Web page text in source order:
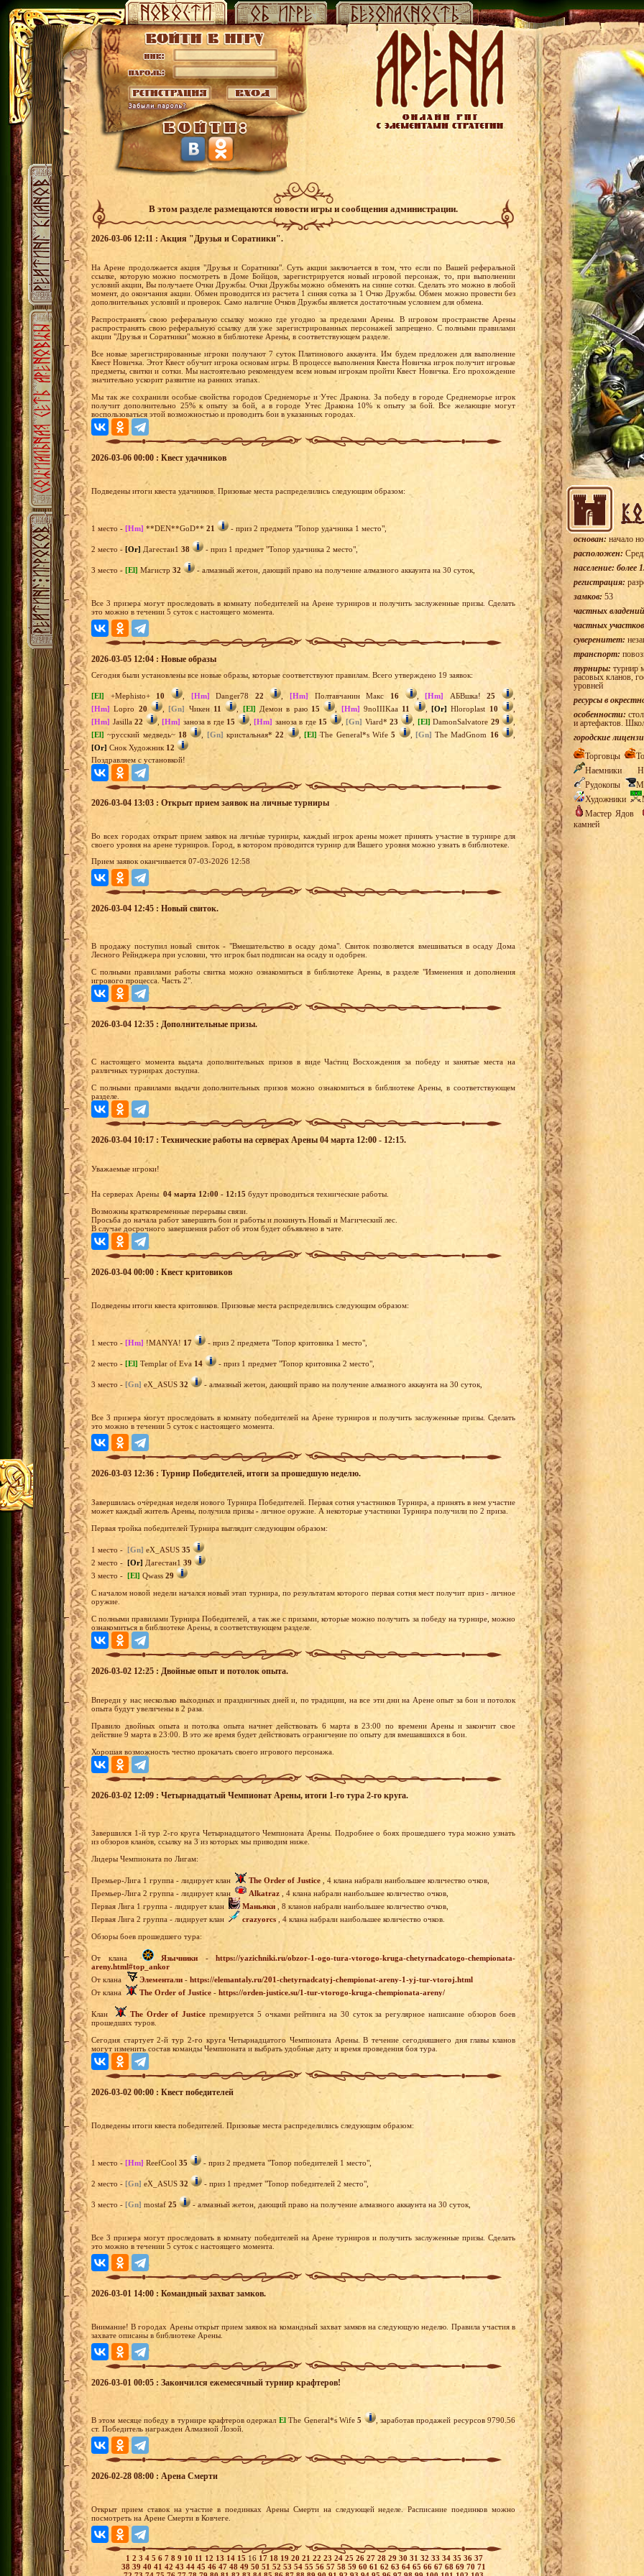
В этом разделе размещаются новости игры и сообщения администрации.
2026-03-06 12:11 : Акция "Друзья и Соратники".
На Арене продолжается акция "Друзья и Соратники". Суть акции заключается в том, что если по Вашей реферальной
ссылке, которую можно посмотреть в Доме Бойцов, зарегистрируется новый игровой персонаж, то, при выполнении
условий акции, Вы получаете Очки Дружбы. Очки Дружбы можно обменять на синие сотки. Сделать это можно в любой
момент, до окончания акции. Обмен проводится из расчета 1 синяя сотка за 1 Очко Дружбы. Обмен можно провести без
дополнительных условий и проверок. Само наличие Очков Дружбы является достаточным условием для обмена.
Распространять свою реферальную ссылку можно где угодно за пределами Арены. В игровом пространстве Арены
распространять свою реферальную ссылку для уже зарегистрированных персонажей запрещено. С полными правилами
акции "Друзья и Соратники" можно в библиотеке Арены, в соответствующем разделе.
Все новые зарегистрированные игроки получают 7 суток Платинового аккаунта. Им будем предложен для выполнение
Квест Новичка. Этот Квест обучит игрока основам игры. В процессе выполнения Квеста Новичка игрок получит игровые
предметы, свитки и сотки. Мы настоятельно рекомендуем всем новым игрокам пройти Квест Новичка. Его прохождение
значительно ускорит развитие на ранних этапах.
Мы так же сохранили особые свойства городов Среднеморье и Утес Дракона. За победу в городе Среднеморье игрок
получит дополнительно 25% к опыту за бой, а в городе Утес Дракона 10% к опыту за бой. Все желающие могут
воспользоваться этой возможностью и проводить бои в указанных городах.
2026-03-06 00:00 : Квест удачников
Подведены итоги квеста удачников. Призовые места распределились следующим образом:
1 место - [Hm] **DEN**GoD** 21 - приз 2 предмета "Топор удачника 1 место",
2 место - [Or] Дагестан1 38 - приз 1 предмет "Топор удачника 2 место",
3 место - [El] Магистр 32 - алмазный жетон, дающий право на получение алмазного аккаунта на 30 суток,
Все 3 призера могут проследовать в комнату победителей на Арене турниров и получить заслуженные призы. Сделать
это можно в течении 5 суток с настоящего момента.
2026-03-05 12:04 : Новые образы
Сегодня были установлены все новые образы, которые соответствуют правилам. Всего утверждено 19 заявок:
[El] +Mephisto+ 10 , [Hm] Danger78 22 [Hm] Полтавчанин Макс 16 ,[Hm] АБВшка!25
[Hm] Lopro 20 [Gn] Чикен 11 [El] Демон в раю 15 [Hm] 9noIIIKaa 11 ,[Or] Hloroplast 10
[Hm] Jasilla22 ,[Hm] заноза в где 15 ,[Hm] заноза в где 15 ,[Gn] Viard*23 [El] DamonSalvatore 29
[El] ~русский медведь~ 18 [Gn] кристальная*22 , [El] The General*s Wife5 , [Gn] The MadGnom 16
[Or] Снок Художник 12
Поздравляем с установкой!
2026-03-04 13:03 : Открыт прием заявок на личные турниры
Во всех городах открыт прием заявок на личные турниры, каждый игрок арены может принять участие в турнире для
своего уровня на арене турниров. Город, в котором проводится турнир для Вашего уровня можно узнать в библиотеке.
Прием заявок оканчивается 07-03-2026 12:58
2026-03-04 12:45 : Новый свиток.
В продажу поступил новый свиток - "Вмешательство в осаду дома". Свиток позволяется вмешиваться в осаду Дома
Лесного Рейнджера при условии, что игрок был подписан на осаду и одобрен.
С полными правилами работы свитка можно ознакомиться в библиотеке Арены, в разделе "Изменения и дополнения
игрового процесса. Часть 2".
2026-03-04 12:35 : Дополнительные призы.
С настоящего момента выдача дополнительных призов в виде Частиц Восхождения за победу и занятые места на
различных турнирах доступна.
С полными правилами выдачи дополнительных призов можно ознакомиться в библиотеке Арены, в соответствующем
разделе.
2026-03-04 10:17 : Технические работы на серверах Арены 04 марта 12:00 - 12:15.
Уважаемые игроки!
На серверах Арены 04 марта 12:00 - 12:15 будут проводиться технические работы.
Возможны кратковременные перерывы связи.
Просьба до начала работ завершить бои и работы и покинуть Новый и Магический лес.
В случае досрочного завершения работ об этом будет объявлено в чате.
2026-03-04 00:00 : Квест критовиков
Подведены итоги квеста критовиков. Призовые места распределились следующим образом:
1 место - [Hm] !MANYA! 17 - приз 2 предмета "Топор критовика 1 место",
2 место - [El] Templar of Eva 14 - приз 1 предмет "Топор критовика 2 место",
3 место - [Gn] eX_ASUS 32 - алмазный жетон, дающий право на получение алмазного аккаунта на 30 суток,
Все 3 призера могут проследовать в комнату победителей на Арене турниров и получить заслуженные призы. Сделать
это можно в течении 5 суток с настоящего момента.
2026-03-03 12:36 : Турнир Победителей, итоги за прошедшую неделю.
Завершилась очередная неделя нового Турнира Победителей. Первая сотня участников Турнира, а принять в нем участие
может каждый житель Арены, получила призы - личное оружие. А некоторые участники Турнира получили по 2 приза.
Первая тройка победителей Турнира выглядит следующим образом:
1 место - [Gn] eX_ASUS 35
2 место -
[Or] Дагестан1 39
3 место -
[El] Qwass 29
С началом новой недели начался новый этап турнира, по результатам которого первая сотня мест получит приз - личное
оружие.
С полными правилами Турнира Победителей, а так же с призами, которые можно получить за победу на турнире, можно
ознакомиться в библиотеке Арены, в соответствующем разделе.
2026-03-02 12:25 : Двойные опыт и потолок опыта.
Впереди у нас несколько выходных и праздничных дней и, по традиции, на все эти дни на Арене опыт за бои и потолок
опыта будут увеличены в 2 раза.
Правило двойных опыта и потолка опыта начнет действовать 6 марта в 23:00 по времени Арены и закончит свое
действие 9 марта в 23:00. В это же время будет действовать ограничение по опыту для вмешавшихся в бои.
Хорошая возможность честно прокачать своего игрового персонажа.
2026-03-02 12:09 : Четырнадцатый Чемпионат Арены, итоги 1-го тура 2-го круга.
Завершился 1-й тур 2-го круга Четырнадцатого Чемпионата Арены. Подробнее о боях прошедшего тура можно узнать
из обзоров кланов, ссылку на 3 из которых мы приводим ниже.
Лидеры Чемпионата по Лигам:
Премьер-Лига 1 группа - лидирует клан The Order of Justice , 4 клана набрали наибольшее количество очков,
Премьер-Лига 2 группа - лидирует клан
Alkatraz , 4 клана набрали наибольшее количество очков,
Первая Лига 1 группа - лидирует клан
Маньяки , 8 кланов набрали наибольшее количество очков,
Первая Лига 2 группа - лидирует клан
crazyorcs , 4 клана набрали наибольшее количество очков.
Обзоры боев прошедшего тура:
От клана Язычники - https://yazichniki.ru/obzor-1-ogo-tura-vtorogo-kruga-chetyrnadcatogo-chempionata-
areny.html#top_ankor
От клана
Элементали - https://elemantaly.ru/201-chetyrnadcatyj-chempionat-areny-1-yj-tur-vtoroj.html
От клана
The Order of Justice - https://orden-justice.su/1-tur-vtorogo-kruga-chempionata-areny/
Клан The Order of Justice премируется 5 очками рейтинга на 30 суток за регулярное написание обзоров боев
прошедших туров.
Сегодня стартует 2-й тур 2-го круга Четырнадцатого Чемпионата Арены. В течение сегодняшнего дня главы кланов
могут изменить состав команды Чемпионата и выбрать удобные дату и время проведения боя тура.
2026-03-02 00:00 : Квест победителей
Подведены итоги квеста победителей. Призовые места распределились следующим образом:
1 место - [Hm] ReefCool 35 - приз 2 предмета "Топор победителей 1 место",
2 место - [Gn] eX_ASUS 32 - приз 1 предмет "Топор победителей 2 место",
3 место - [Gn] mostaf 25 - алмазный жетон, дающий право на получение алмазного аккаунта на 30 суток,
Все 3 призера могут проследовать в комнату победителей на Арене турниров и получить заслуженные призы. Сделать
это можно в течении 5 суток с настоящего момента.
2026-03-01 14:00 : Командный захват замков.
Внимание! В городах Арены открыт прием заявок на командный захват замков на следующую неделю. Правила участия в
захвате описаны в библиотеке Арены.
2026-03-01 00:05 : Закончился ежемесячный турнир крафтеров!
В этом месяце победу в турнире крафтеров одержал ElThe General*s Wife5
, заработав продажей ресурсов 9790.56
ст. Победитель награжден Алмазной Лозой.
2026-02-28 08:00 : Арена Смерти
Открыт прием ставок на участие в поединках Арены Смерти на следующей неделе. Расписание поединков можно
посмотреть на Арене Смерти в Ковчеге.
1 2 3 4 5 6 7 8 9 10 11 12 13 14 15 16 17 18 19 20 21 22 23 24 25 26 27 28 29 30 31 32 33 34 35 36 37
38 39 40 41 42 43 44 45 46 47 48 49 50 51 52 53 54 55 56 57 58 59 60 61 62 63 64 65 66 67 68 69 70 71
основан: начало
расположен:
население: более
регистрация:
замков: 53
частных
частных
суверенитет:
транспорт:
турниры: турнир
расовых кланов,
уровней
ресурсы в
особенности:
и артефактов.
городские
Торговцы
Наемники
Рудокопы
Художники
Мастер Ядов
камней